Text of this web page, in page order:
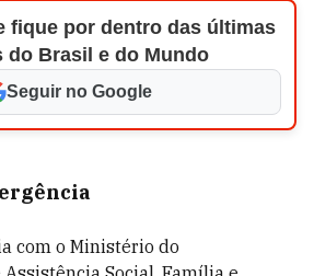
fique por dentro das últimas
do Brasil e do Mundo
Seguir no Google
com o Ministério do